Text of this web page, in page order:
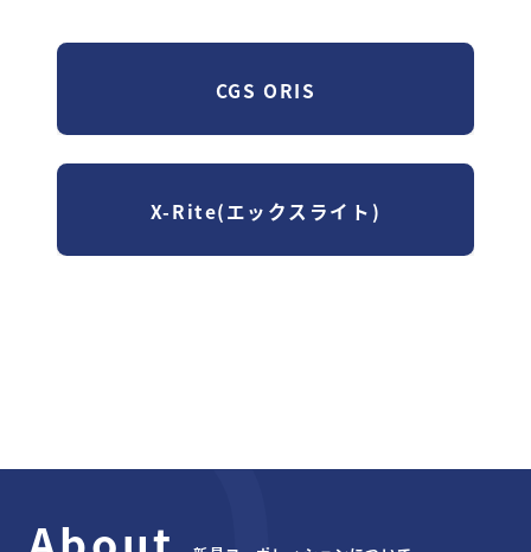
CGS ORIS
X-Rite(エックスライト)